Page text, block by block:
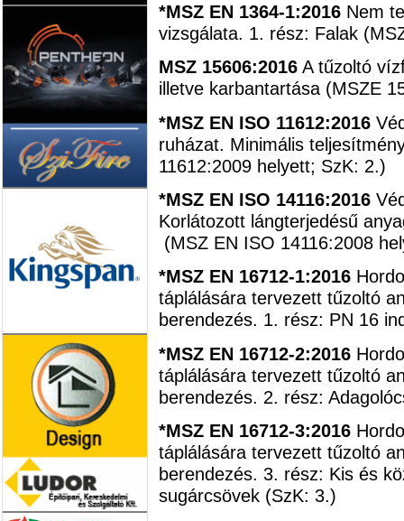
*MSZ EN 1364-1:2016Nem
vizsgálata. 1. rész: Falak
MSZ 15606:2016A tűzoltó
illetve karbantartása (MSZE
*MSZ EN ISO 11612:2016
ruházat. Minimális
11612:2009 helyett; SzK: 2.)
*MSZ EN ISO 14116:2016
Korlátozott lángterjedésű
(MSZ EN ISO 14116:2008
*MSZ EN 16712-1:2016
táplálására tervezett tűzoltó
berendezés. 1. rész: PN 16
*MSZ EN 16712-2:2016
táplálására tervezett tűzoltó
berendezés. 2. rész:
*MSZ EN 16712-3:2016
táplálására tervezett tűzoltó
berendezés. 3. rész: Kis és
sugárcsövek (SzK: 3.)